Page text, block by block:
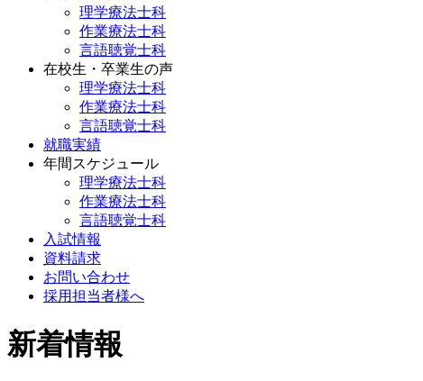
理学療法士科
作業療法士科
言語聴覚士科
在校生・卒業生の声
理学療法士科
作業療法士科
言語聴覚士科
就職実績
年間スケジュール
理学療法士科
作業療法士科
言語聴覚士科
入試情報
資料請求
お問い合わせ
採用担当者様へ
新着情報